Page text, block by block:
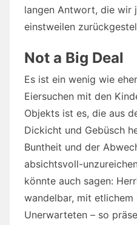
langen Antwort, die wir
einstweilen
Not a Big Deal
Es ist ein wenig wie
Eiersuchen mit den
Objekts ist es, die aus
Dickicht und Gebüsch
Buntheit und der
absichtsvoll-
könnte auch sagen:
wandelbar, mit etlichem
Unerwarteten – so